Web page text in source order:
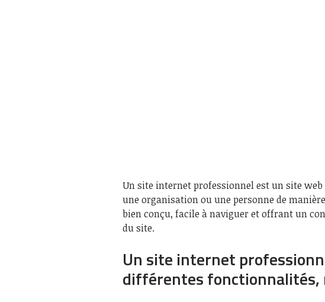
Un site internet professionnel est un site
une organisation ou une personne de
bien conçu, facile à naviguer et offrant un
du site.
Un site internet
différentes